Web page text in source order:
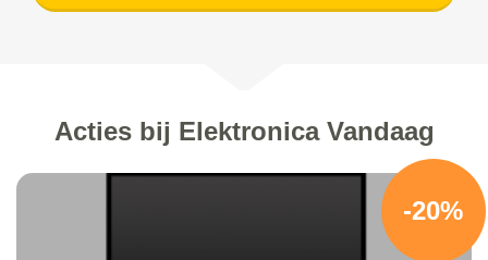
Acties bij Elektronica Vandaag
-20%